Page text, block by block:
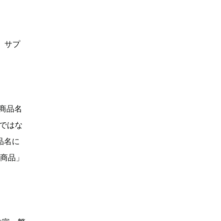
サプ
品名
はな
名に
品」